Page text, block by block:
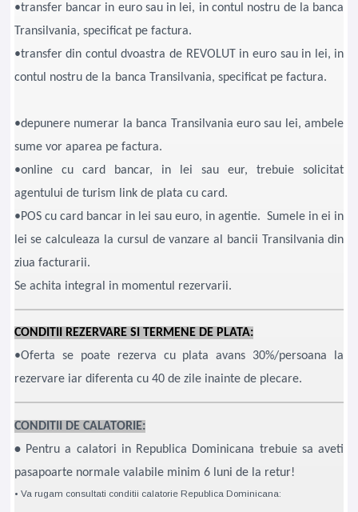
•transfer bancar in euro sau in lei, in contul nostru de la banca
Transilvania, specificat pe factura.
•transfer din contul dvoastra de REVOLUT in euro sau in lei, in
contul nostru de la banca Transilvania, specificat pe factura.
•depunere numerar la banca Transilvania euro sau lei, ambele
sume vor aparea pe factura.
•online cu card bancar, in lei sau eur, trebuie solicitat
agentului de turism link de plata cu card.
•POS cu card bancar in lei sau euro, in agentie. Sumele in ei in
lei se calculeaza la cursul de vanzare al bancii Transilvania din
ziua facturarii.
Se achita integral in momentul rezervarii.
CONDITII REZERVARE SI TERMENE DE PLATA:
•Oferta se poate rezerva cu plata avans 30%/persoana la
rezervare iar diferenta cu 40 de zile inainte de plecare.
CONDITII DE CALATORIE:
•Pentru a calatori in Republica Dominicana trebuie sa aveti
pasapoarte normale valabile minim 6 luni de la retur!
• Va rugam consultati conditii calatorie Republica Dominicana: